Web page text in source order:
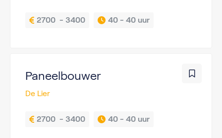
2700  - 3400 40 - 40 uur
Paneelbouwer
De Lier
2700  - 3400 40 - 40 uur